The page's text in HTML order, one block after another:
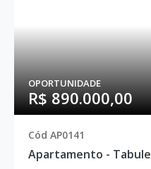
OPORTUNIDADE
R$ 890.000,00
Cód AP0141
Apartamento -